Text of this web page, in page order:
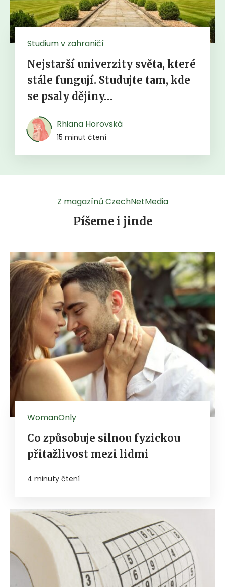
Studium v zahraničí
Nejstarší univerzity světa, které
stále fungují. Studujte tam, kde
se psaly dějiny…
Rhiana Horovská
15 minut čtení
Z magazínů CzechNetMedia
Píšeme i jinde
WomanOnly
Co způsobuje silnou fyzickou
přitažlivost mezi lidmi
4 minuty čtení